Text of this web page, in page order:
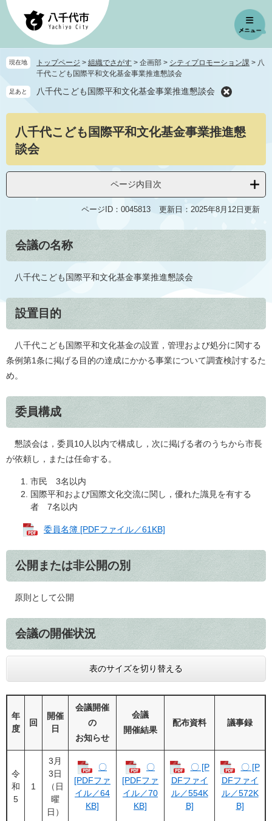
ペ
先
頭
す
メ
を
飛
し
現在地 トップページ > 組織でさがす > 企画部 > シティプロモーション課 > 八
千代こども国際平和文化基金事業推進懇談会
足あと 八千代こども国際平和文化基金事業推進懇談会
八千代こども国際平和文化基金事業推進懇
談会
ページ内目次
ページID：0045813 更新日：2025年8月12日更新
会議の名称
八千代こども国際平和文化基金事業推進懇談会
設置目的
八千代こども国際平和文化基金の設置，管理および処分に関する
条例第1条に掲げる目的の達成にかかる事業について調査検討するた
め。
委員構成
懇談会は，委員10人以内で構成し，次に掲げる者のうちから市長
が依頼し，または任命する。
市民 3名以内
国際平和および国際文化交流に関し，優れた識見を有する
者 7名以内
委員名簿 [PDFファイル／61KB]
公開または非公開の別
原則として公開
会議の開催状況
表のサイズを切り替える
年
度
回
開催
日
会議開催
の
お知らせ
会議
開催結果
配布資料 議事録
令
和
5
1
3月
3日
（日
曜
日）
〇
[PDFファ
イル／64
KB]
〇
[PDFファ
イル／70
KB]
〇 [P
DFファイ
ル／554K
B]
〇 [P
DFファイ
ル／572K
B]